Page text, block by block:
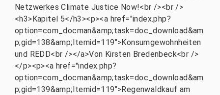
Netzwerkes Climate Justice Now!<br /><br />
<h3>Kapitel 5</h3><p><a href="index.php?
option=com_docman&amp;task=doc_download&am
p;gid=138&amp;Itemid=119">Konsumgewohnheiten
und REDD<br /></a>Von Kirsten Bredenbeck<br />
</p><p><a href="index.php?
option=com_docman&amp;task=doc_download&am
p;gid=139&amp;Itemid=119">Regenwaldkauf am